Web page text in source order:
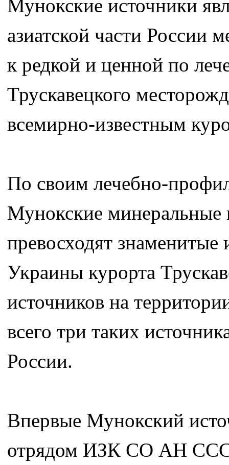
Мунокские источники
азиатской части России
к редкой и ценной по
Трускавецкого
всемирно-известным
По своим лечебно-
Мунокские минеральные
превосходят
Украины курорта
источников на
всего три таких
России.
Впервые Мунокский
отрядом ИЗК СО АН